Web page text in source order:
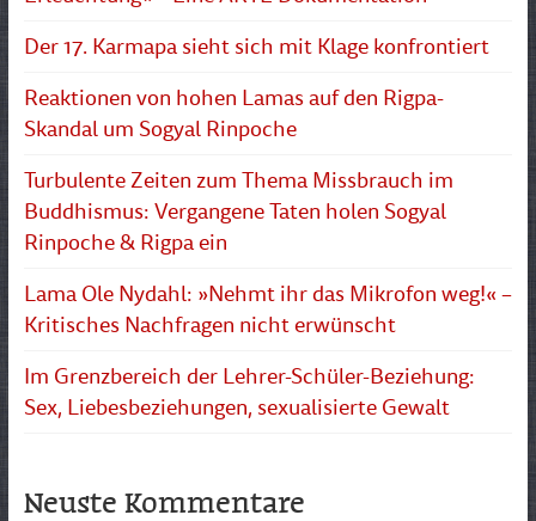
Der 17. Karmapa sieht sich mit Klage konfrontiert
Reaktionen von hohen Lamas auf den Rigpa-
Skandal um Sogyal Rinpoche
Turbulente Zeiten zum Thema Missbrauch im
Buddhismus: Vergangene Taten holen Sogyal
Rinpoche & Rigpa ein
Lama Ole Nydahl: »Nehmt ihr das Mikrofon weg!« –
Kritisches Nachfragen nicht erwünscht
Im Grenzbereich der Lehrer-Schüler-Beziehung:
Sex, Liebesbeziehungen, sexualisierte Gewalt
Neuste Kommentare